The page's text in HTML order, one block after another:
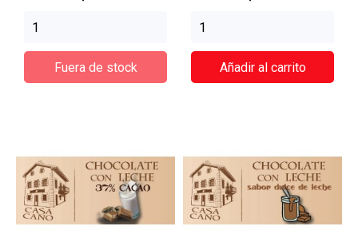
Fuera de stock Añadir al carrito